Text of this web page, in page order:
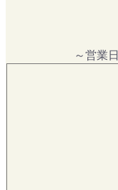
～営業